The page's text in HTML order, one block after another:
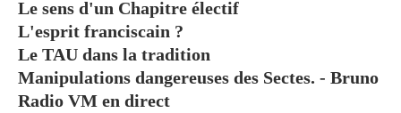
Le sens d'un Chapitre électif
L'esprit franciscain ?
Le TAU dans la tradition
Manipulations dangereuses des Sectes. - Bruno
Radio VM en direct